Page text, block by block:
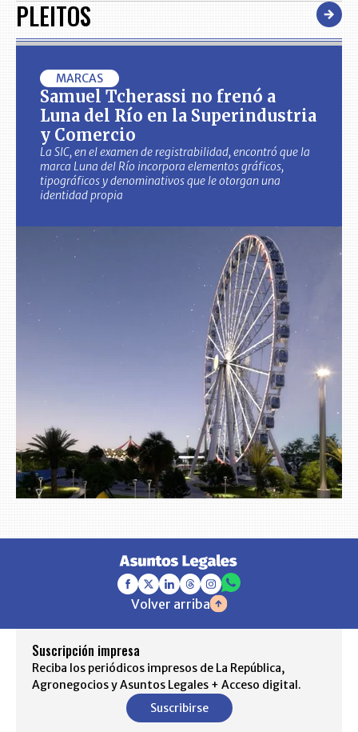
PLEITOS
MARCAS
Samuel Tcherassi no frenó a
Luna del Río en la Superindustria
y Comercio
La SIC, en el examen de registrabilidad, encontró que la
marca Luna del Río incorpora elementos gráficos,
tipográficos y denominativos que le otorgan una
identidad propia
Volver arriba
Suscripción impresa
Reciba los periódicos impresos de La República,
Agronegocios y Asuntos Legales + Acceso digital.
Suscribirse